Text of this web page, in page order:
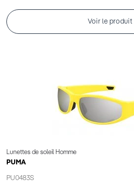
Voir le produit
Lunettes de soleil Homme
PUMA
PU0483S